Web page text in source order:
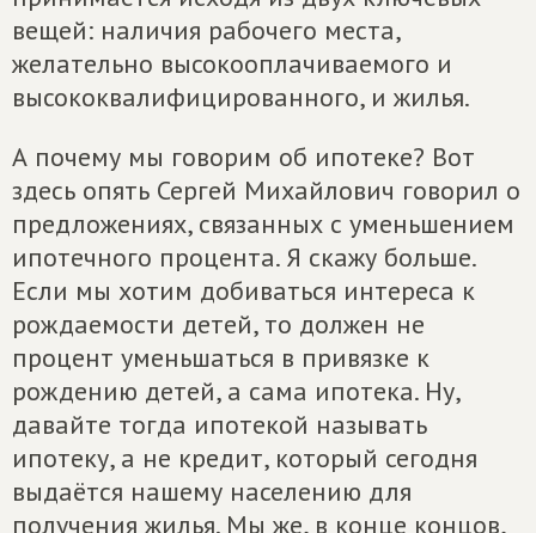
вещей: наличия рабочего места,
желательно высокооплачиваемого и
высококвалифицированного, и жилья.
А почему мы говорим об ипотеке? Вот
здесь опять Сергей Михайлович говорил о
предложениях, связанных с уменьшением
ипотечного процента. Я скажу больше.
Если мы хотим добиваться интереса к
рождаемости детей, то должен не
процент уменьшаться в привязке к
рождению детей, а сама ипотека. Ну,
давайте тогда ипотекой называть
ипотеку, а не кредит, который сегодня
выдаётся нашему населению для
получения жилья. Мы же, в конце концов,